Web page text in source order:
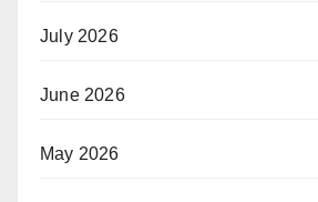
July 2026
June 2026
May 2026